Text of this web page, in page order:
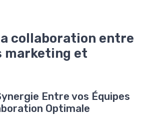
collaboration entre
marketing et
Entre vos Équipes
Optimale